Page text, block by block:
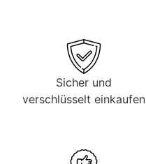
Sicher und
verschlüsselt einkaufen